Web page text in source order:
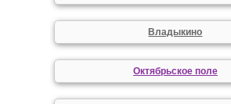
Владыкино
Октябрьское поле